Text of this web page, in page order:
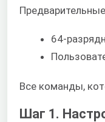
64-
Все команды,
Шаг 1.